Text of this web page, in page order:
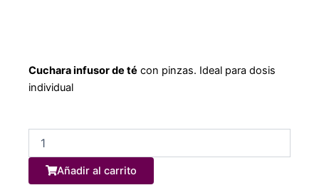
Cuchara infusor de té con pinzas. Ideal para dosis
individual
Negro
English
Breakfast
Añadir al carrito